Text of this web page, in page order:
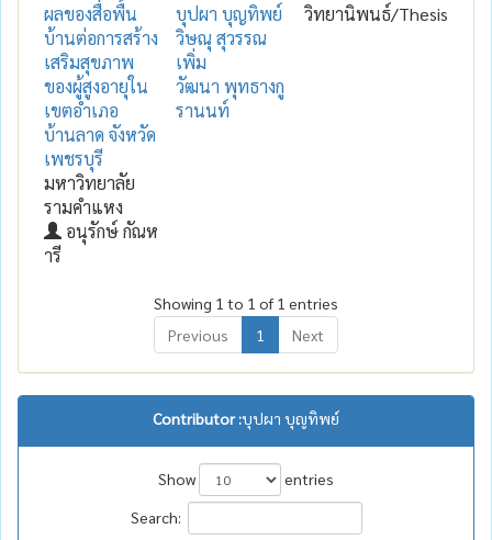
ผลของสื่อพื้น
บ้านต่อการสร้าง
เสริมสุขภาพ
ของผู้สูงอายุใน
เขตอำเภอ
บ้านลาด จังหวัด
เพชรบุรี
มหาวิทยาลัย
รามคำแหง
อนุรักษ์ กัณห
ารี
บุปผา บุญทิพย์
วิษณุ สุวรรณ
เพิ่ม
วัฒนา พุทธางกู
รานนท์
วิทยานิพนธ์/Thesis
Showing 1 to 1 of 1 entries
Previous
1 Next
Contributor :บุปผา บุญทิพย์
Show
entries
Search: